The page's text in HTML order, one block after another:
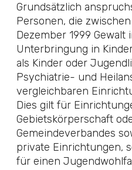
Grundsätzlich
Personen, die zwischen
Dezember 1999 Gewalt
Unterbringung in
als Kinder oder
Psychiatrie- und
vergleichbaren
Dies gilt für
Gebietskörperschaft
Gemeindeverbandes
private Einrichtungen,
für einen